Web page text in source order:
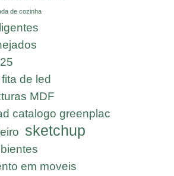
de cozinha
de led
MDF
catalogo greenplac
sketchup
em moveis